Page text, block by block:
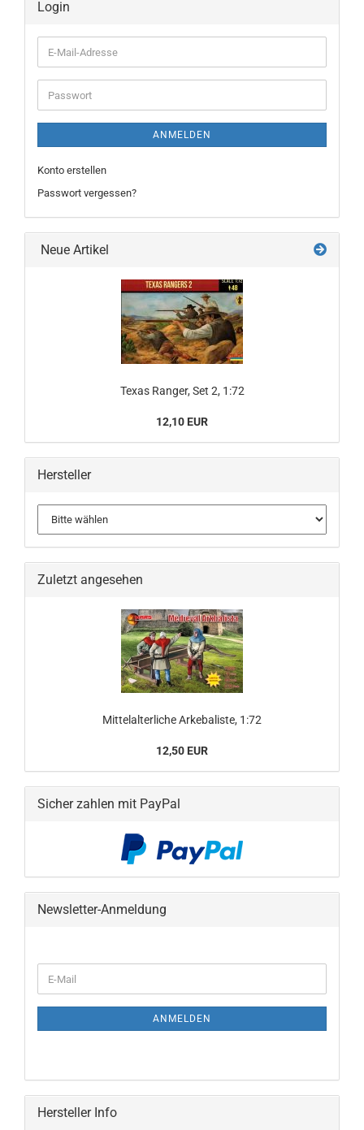
Login
E-
Mail-
Adresse
Passwort
ANMELDEN
Konto erstellen
Passwort vergessen?
Neue Artikel
Texas Ranger, Set 2, 1:72
12,10 EUR
Hersteller
Zuletzt angesehen
Mittelalterliche Arkebaliste, 1:72
12,50 EUR
Sicher zahlen mit PayPal
Newsletter-Anmeldung
ZUR
E-
Mail
ANMELDEN
Hersteller Info